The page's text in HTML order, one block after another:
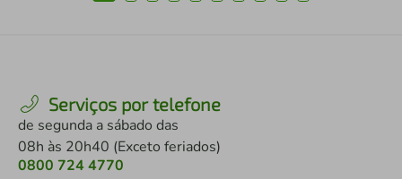
Serviços por telefone
de segunda a sábado das
08h às 20h40 (Exceto feriados)
0800 724 4770